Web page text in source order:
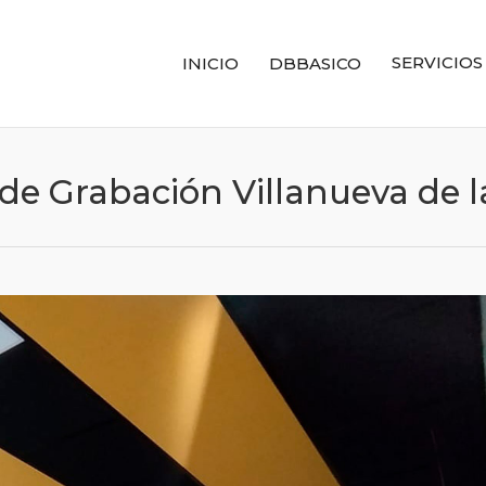
INICIO DBBASICO SERVICIOS
Grabación Villanueva de